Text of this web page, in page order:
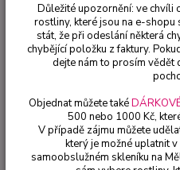
Balkónové rostliny
kusovém balení
Mandevilla ,
cena za kus v 3-
Důležité upozornění: ve chvíli
rostliny, které jsou na e-shopu
stát, že při odeslání některá
chybějící položku z faktury.
dejte nám to prosím vědět
Objednat můžete také
500 nebo 1000 Kč,
V případě zájmu můžete
který je možné uplatnit
samoobslužném skleníku na